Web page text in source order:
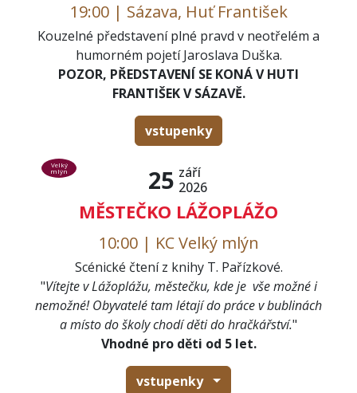
19:00 | Sázava, Huť František
Kouzelné představení plné pravd v neotřelém a
humorném pojetí Jaroslava Duška.
POZOR, PŘEDSTAVENÍ SE KONÁ V HUTI
FRANTIŠEK V SÁZAVĚ.
vstupenky
25 září
2026
MĚSTEČKO LÁŽOPLÁŽO
Velký
mlýn
10:00 | KC Velký mlýn
Scénické čtení z knihy T. Pařízkové.
"Vítejte v Lážoplážu, městečku, kde je vše možné i
nemožné! Obyvatelé tam létají do práce v bublinách
a místo do školy chodí děti do hračkářství."
Vhodné pro děti od 5 let.
vstupenky